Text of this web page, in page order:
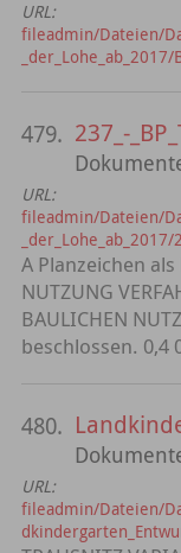
URL:
fileadmin/Dateien/
479. 237_-
URL:
fileadmin/Dateien/
A Planzeichen als
NUTZUNG
BAULICHEN
beschlossen. 0,4
480.
URL:
fileadmin/Dateien/